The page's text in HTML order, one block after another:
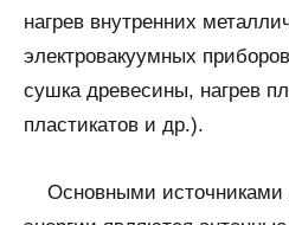
нагрев внутренних
электровакуумных
сушка древесины, нагрев
пластикатов и др.).
Основными источниками